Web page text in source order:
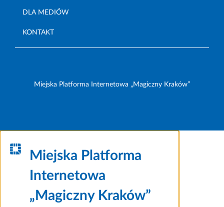
DLA MEDIÓW
KONTAKT
Miejska Platforma Internetowa „Magiczny Kraków”
Miejska Platforma
Internetowa
„Magiczny Kraków”